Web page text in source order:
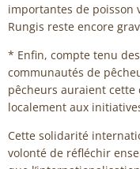
importantes de poisson
Rungis reste encore
* Enfin, compte tenu
communautés de
pêcheurs auraient cette
localement aux
Cette solidarité
volonté de réfléchir